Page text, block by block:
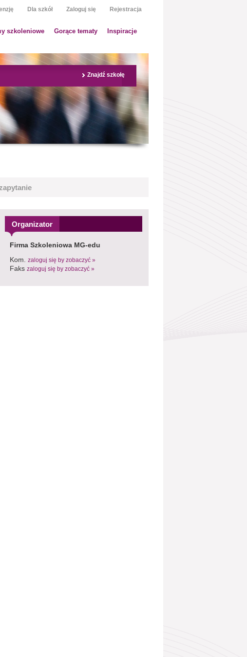
Dla szkół Zaloguj się Rejestracja
szkoleniowe Gorące tematy Inspiracje
Znajdź szkołę
Organizator
Firma Szkoleniowa MG-edu
Kom. zaloguj się by zobaczyć »
Faks zaloguj się by zobaczyć »